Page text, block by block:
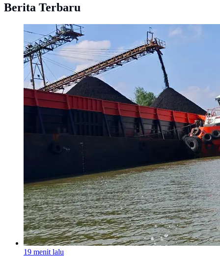
Berita Terbaru
19 menit lalu